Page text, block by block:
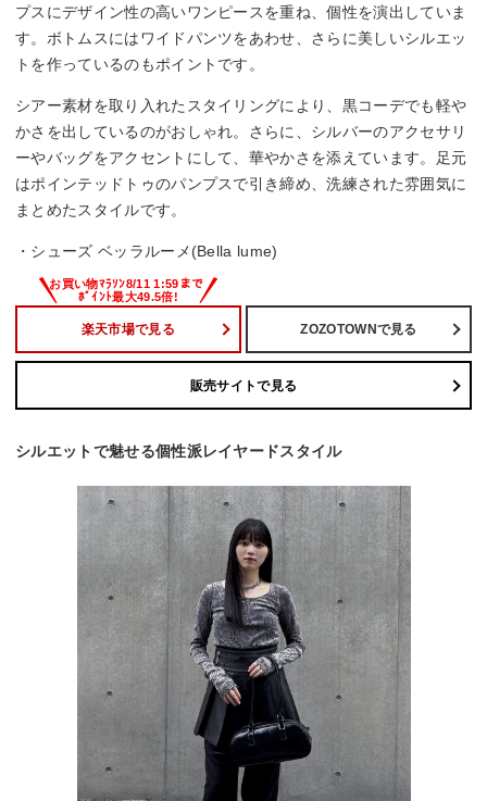
プスにデザイン性の高いワンピースを重ね、個性を演出していま
す。ボトムスにはワイドパンツをあわせ、さらに美しいシルエッ
トを作っているのもポイントです。
シアー素材を取り入れたスタイリングにより、黒コーデでも軽や
かさを出しているのがおしゃれ。さらに、シルバーのアクセサリ
ーやバッグをアクセントにして、華やかさを添えています。足元
はポインテッドトゥのパンプスで引き締め、洗練された雰囲気に
まとめたスタイルです。
・シューズ ベッラルーメ(Bella lume)
楽天市場で見る ZOZOTOWNで見る
販売サイトで見る
シルエットで魅せる個性派レイヤードスタイル